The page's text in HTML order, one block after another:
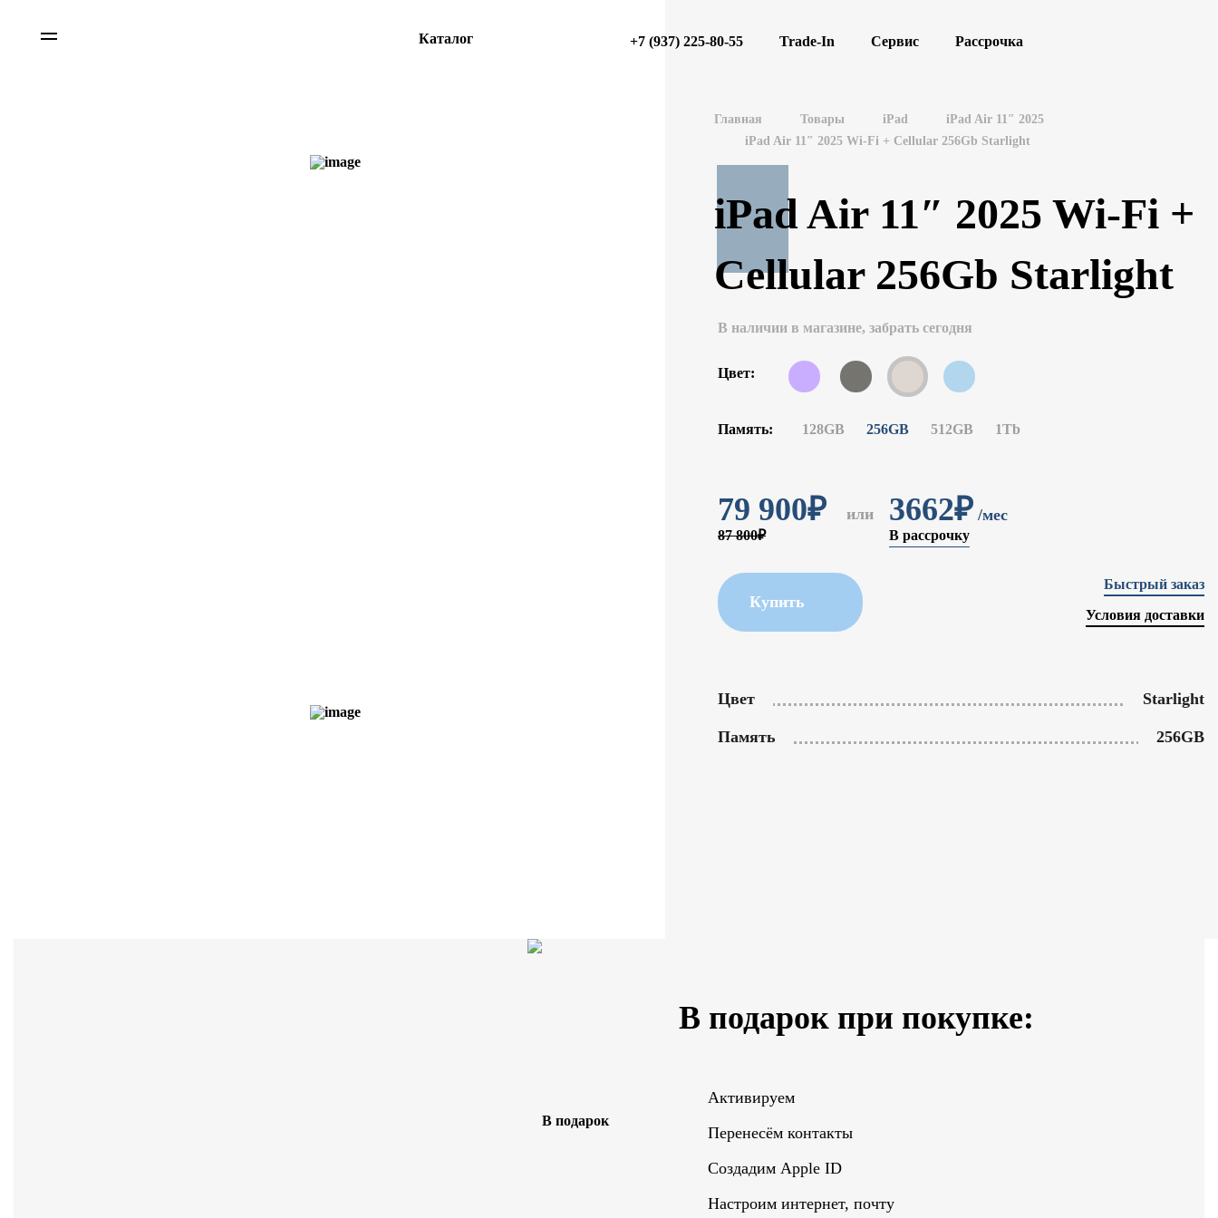
Каталог +7 (937) 225-80-55 Trade-In Сервис Рассрочка
Главная Товары iPad
iPad Air 11″ 2025
iPad Air 11″ 2025 Wi-Fi + Cellular 256Gb Starlight
iPad Air 11″ 2025 Wi-Fi +
Cellular 256Gb Starlight
В наличии в магазине, забрать сегодня
Цвет:
Память: 128GB 256GB 512GB 1Tb
79 900₽ или 3662₽ /мес
В рассрочку
87 800₽
Купить
Быстрый заказ
Условия доставки
Цвет Starlight
Память 256GB
В подарок при покупке:
Активируем
Перенесём контакты
Создадим Apple ID
Настроим интернет, почту